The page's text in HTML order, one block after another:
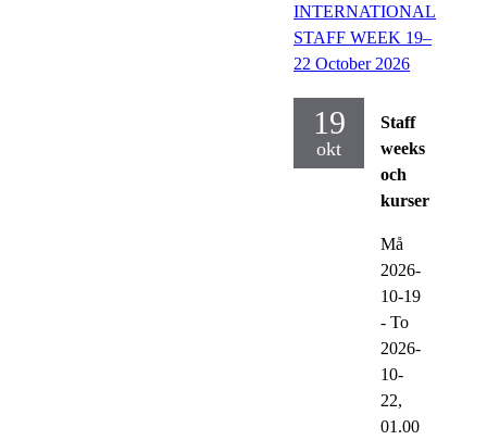
INTERNATIONAL
STAFF WEEK 19–
22 October 2026
19
okt
Staff
weeks
och
kurser
Må
2026-
10-19
- To
2026-
10-
22,
01.00